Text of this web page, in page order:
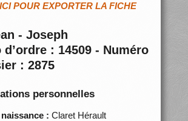
POUR EXPORTER LA FICHE
- Joseph
d’ordre : 14509 - Numéro
: 2875
personnelles
: Claret Hérault